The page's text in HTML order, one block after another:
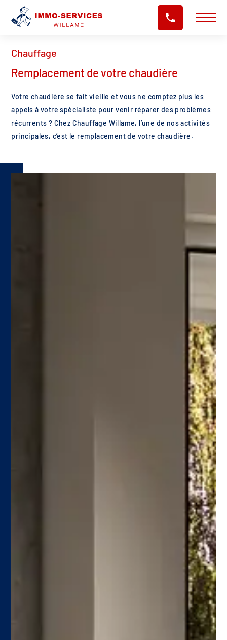
Chauffage
Remplacement de votre chaudière
Votre chaudière se fait vieille et vous ne comptez plus les
appels à votre spécialiste pour venir réparer des problèmes
récurrents ? Chez Chauffage Willame, l’une de nos activités
principales, c’est le remplacement de votre chaudière.